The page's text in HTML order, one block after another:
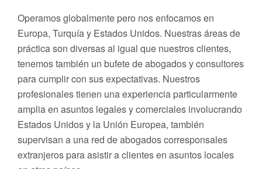
Operamos globalmente pero nos enfocamos en
Europa, Turquía y Estados Unidos. Nuestras áreas de
práctica son diversas al igual que nuestros clientes,
tenemos también un bufete de abogados y consultores
para cumplir con sus expectativas. Nuestros
profesionales tienen una experiencia particularmente
amplia en asuntos legales y comerciales involucrando
Estados Unidos y la Unión Europea, también
supervisan a una red de abogados corresponsales
extranjeros para asistir a clientes en asuntos locales